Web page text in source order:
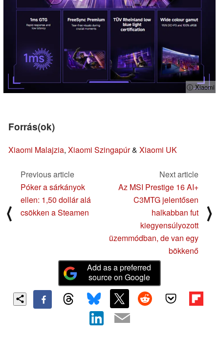
ⓘ Xiaomi
Forrás(ok)
Xiaomi Malajzia, Xiaomi Szingapúr& Xiaomi UK
⟨
Previous article
Póker a sárkányok
ellen: 1,50 dollár alá
csökken a Steamen
Next article
Az MSI Prestige 16 AI+
C3MTG jelentősen
halkabban fut
kiegyensúlyozott
üzemmódban, de van egy
bökkenő
⟩
Add as a preferred
source on Google